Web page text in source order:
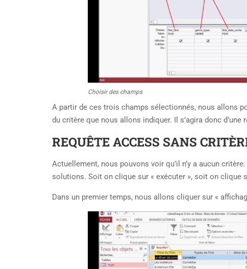
Choisir des champs
A partir de ces trois champs sélectionnés, nous allons
du critère que nous allons indiquer. Il s’agira donc d’une
REQUÊTE ACCESS SANS
Actuellement, nous pouvons voir qu’il n’y a aucun
solutions. Soit on clique sur « exécuter », soit on clique
Dans un premier temps, nous allons cliquer sur «